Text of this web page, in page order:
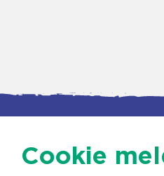
Cookie